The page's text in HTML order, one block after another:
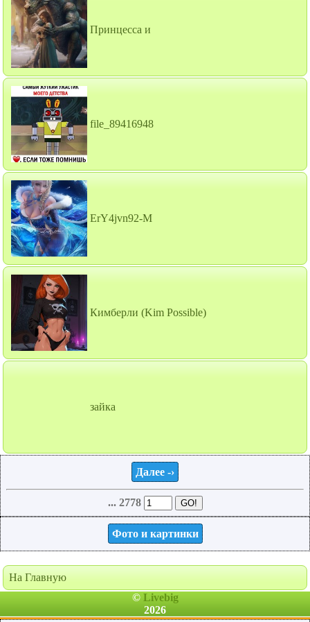
Принцесса и
file_89416948
ErY4jvn92-M
Кимберли (Kim Possible)
зайка
Далее -›
... 2778
Фото и картинки
На Главную
© Livebig
2026